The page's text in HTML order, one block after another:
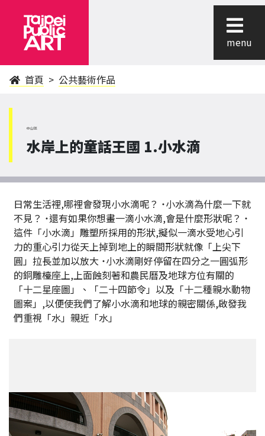
menu
首頁 公共藝術作品
中山區
水岸上的童話王國 1.小水滴
日常生活裡,哪裡會發現小水滴呢？ ˙小水滴為什麼一下就
不見？ ˙還有如果你想畫一滴小水滴,會是什麼形狀呢？ ˙
這件「小水滴」雕塑所採用的形狀,擬似一滴水受地心引
力的重心引力從天上掉到地上的瞬間形狀就像「上尖下
圓」拉長並加以放大 ˙小水滴剛好停留在四分之一圓弧形
的銅雕檯座上,上面蝕刻著和農民曆及地球方位有關的
「十二星座圖」、「二十四節令」以及「十二種親水動物
圖案」,以便使我們了解小水滴和地球的親密關係,啟發我
們重視「水」親近「水」